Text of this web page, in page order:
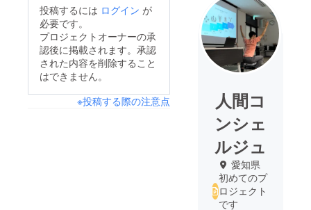
投稿するには ログイン が
必要です。
プロジェクトオーナーの承
認後に掲載されます。承認
された内容を削除すること
はできません。
※投稿する際の注意点
人間コ
ンシェ
ルジュ
愛知県
初めてのプ
ロジェクト
です